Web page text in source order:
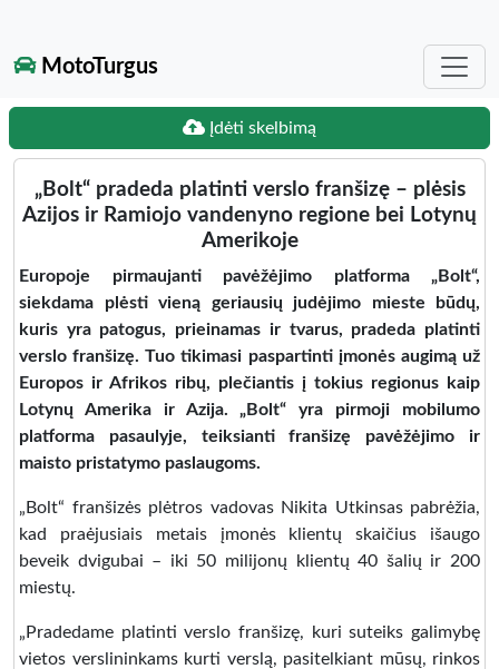
MotoTurgus
Įdėti skelbimą
„Bolt“ pradeda platinti verslo franšizę – plėsis
Azijos ir Ramiojo vandenyno regione bei Lotynų
Amerikoje
Europoje pirmaujanti pavėžėjimo platforma „Bolt“,
siekdama plėsti vieną geriausių judėjimo mieste būdų,
kuris yra patogus, prieinamas ir tvarus, pradeda platinti
verslo franšizę. Tuo tikimasi paspartinti įmonės augimą už
Europos ir Afrikos ribų, plečiantis į tokius regionus kaip
Lotynų Amerika ir Azija. „Bolt“ yra pirmoji mobilumo
platforma pasaulyje, teiksianti franšizę pavėžėjimo ir
maisto pristatymo paslaugoms.
„Bolt“ franšizės plėtros vadovas Nikita Utkinsas pabrėžia,
kad praėjusiais metais įmonės klientų skaičius išaugo
beveik dvigubai – iki 50 milijonų klientų 40 šalių ir 200
miestų.
„Pradedame platinti verslo franšizę, kuri suteiks galimybę
vietos verslininkams kurti verslą, pasitelkiant mūsų, rinkos